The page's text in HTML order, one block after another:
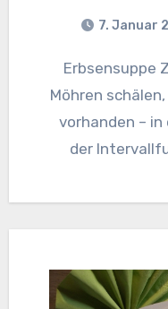
7. Januar
Erbsensuppe Zubereitung: Sellerie und
Möhren
vorhanden –
der